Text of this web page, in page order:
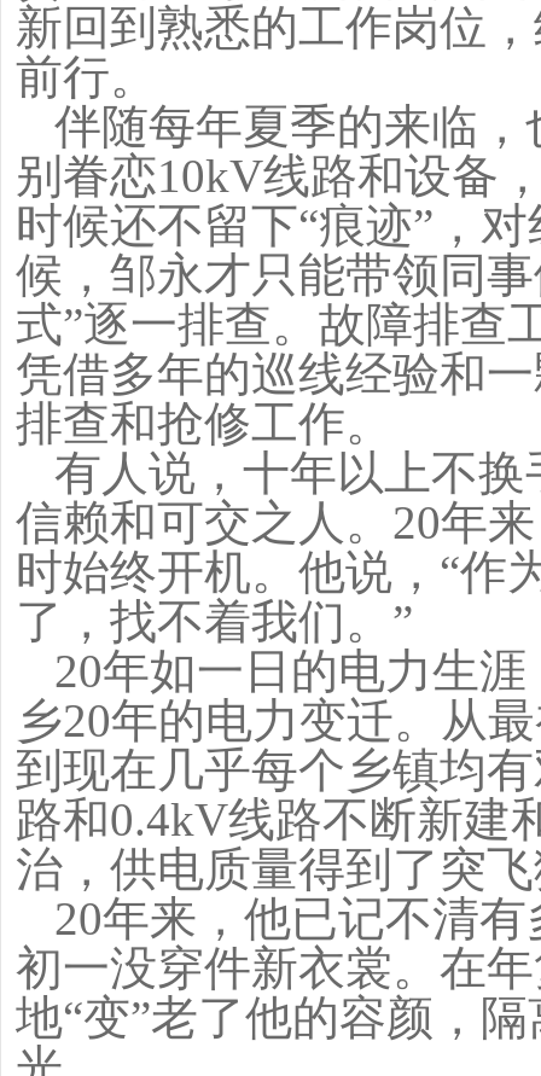
新回到熟悉的工作岗位
前行。
伴随每年夏季的来临，
别眷恋10kV线路和设备
时候还不留下“痕迹”，
候，邹永才只能带领同
式”逐一排查。故障排查
凭借多年的巡线经验和
排查和抢修工作。
有人说，十年以上不
信赖和可交之人。20年
时始终开机。他说，“作
了，找不着我们。”
20年如一日的电力生
乡20年的电力变迁。从
到现在几乎每个乡镇均
路和0.4kV线路不断新建
治，供电质量得到了突
20年来，他已记不清
初一没穿件新衣裳。在
地“变”老了他的容颜，